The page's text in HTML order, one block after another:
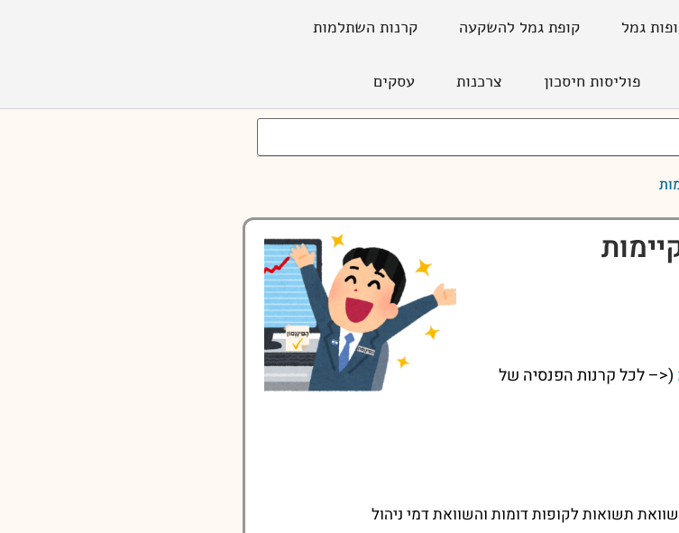
גמל קופת גמל להשקעה קרנות השתלמות
פוליסות חיסכון צרכנות עסקים
(<– לכל קרנות הפנסיה של
תשואות לקופות דומות והשוואת דמי ניהול